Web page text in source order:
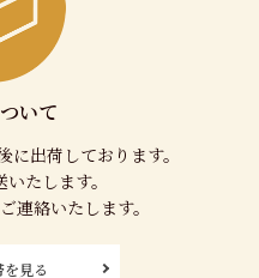
いて
出荷しております。
たします。
連絡いたします。
見る